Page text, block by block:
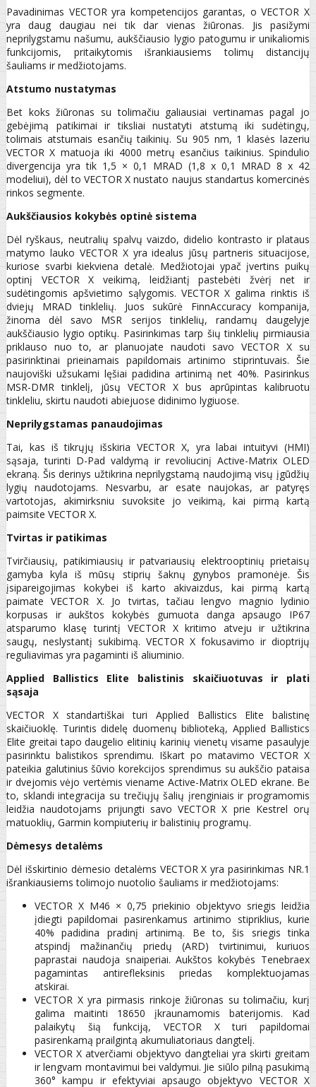
Pavadinimas VECTOR yra kompetencijos garantas, o VECTOR X
yra daug daugiau nei tik dar vienas žiūronas. Jis pasižymi
neprilygstamu našumu, aukščiausio lygio patogumu ir unikaliomis
funkcijomis, pritaikytomis išrankiausiems tolimų distancijų
šauliams ir medžiotojams.
Atstumo nustatymas
Bet koks žiūronas su tolimačiu galiausiai vertinamas pagal jo
gebėjimą patikimai ir tiksliai nustatyti atstumą iki sudėtingų,
tolimais atstumais esančių taikinių. Su 905 nm, 1 klasės lazeriu
VECTOR X matuoja iki 4000 metrų esančius taikinius. Spindulio
divergencija yra tik 1,5 × 0,1 MRAD (1,8 x 0,1 MRAD 8 x 42
modeliui), dėl to VECTOR X nustato naujus standartus komercinės
rinkos segmente.
Aukščiausios kokybės optinė sistema
Dėl ryškaus, neutralių spalvų vaizdo, didelio kontrasto ir plataus
matymo lauko VECTOR X yra idealus jūsų partneris situacijose,
kuriose svarbi kiekviena detalė. Medžiotojai ypač įvertins puikų
optinį VECTOR X veikimą, leidžiantį pastebėti žvėrį net ir
sudėtingomis apšvietimo sąlygomis. VECTOR X galima rinktis iš
dviejų MRAD tinklelių. Juos sukūrė FinnAccuracy kompanija,
žinoma dėl savo MSR serijos tinklelių, randamų daugelyje
aukščiausio lygio optikų. Pasirinkimas tarp šių tinklelių pirmiausia
priklauso nuo to, ar planuojate naudoti savo VECTOR X su
pasirinktinai prieinamais papildomais artinimo stiprintuvais. Šie
naujoviški užsukami lęšiai padidina artinimą net 40%. Pasirinkus
MSR-DMR tinklelį, jūsų VECTOR X bus aprūpintas kalibruotu
tinkleliu, skirtu naudoti abiejuose didinimo lygiuose.
Neprilygstamas panaudojimas
Tai, kas iš tikrųjų išskiria VECTOR X, yra labai intuityvi (HMI)
sąsaja, turinti D-Pad valdymą ir revoliucinį Active-Matrix OLED
ekraną. Šis derinys užtikrina neprilygstamą naudojimą visų įgūdžių
lygių naudotojams. Nesvarbu, ar esate naujokas, ar patyręs
vartotojas, akimirksniu suvoksite jo veikimą, kai pirmą kartą
paimsite VECTOR X.
Tvirtas ir patikimas
Tvirčiausių, patikimiausių ir patvariausių elektrooptinių prietaisų
gamyba kyla iš mūsų stiprių šaknų gynybos pramonėje. Šis
įsipareigojimas kokybei iš karto akivaizdus, kai pirmą kartą
paimate VECTOR X. Jo tvirtas, tačiau lengvo magnio lydinio
korpusas ir aukštos kokybės gumuota danga apsaugo IP67
atsparumo klasę turintį VECTOR X kritimo atveju ir užtikrina
saugų, neslystantį sukibimą. VECTOR X fokusavimo ir dioptrijų
reguliavimas yra pagaminti iš aliuminio.
Applied Ballistics Elite balistinis skaičiuotuvas ir plati
sąsaja
VECTOR X standartiškai turi Applied Ballistics Elite balistinę
skaičiuoklę. Turintis didelę duomenų biblioteką, Applied Ballistics
Elite greitai tapo daugelio elitinių karinių vienetų visame pasaulyje
pasirinktu balistikos sprendimu. Iškart po matavimo VECTOR X
pateikia galutinius šūvio korekcijos sprendimus su aukščio pataisa
ir dvejomis vėjo vertėmis viename Active-Matrix OLED ekrane. Be
to, sklandi integracija su trečiųjų šalių įrenginiais ir programomis
leidžia naudotojams prijungti savo VECTOR X prie Kestrel orų
matuoklių, Garmin kompiuterių ir balistinių programų.
Dėmesys detalėms
Dėl išskirtinio dėmesio detalėms VECTOR X yra pasirinkimas NR.1
išrankiausiems tolimojo nuotolio šauliams ir medžiotojams:
VECTOR X M46 × 0,75 priekinio objektyvo sriegis leidžia
įdiegti papildomai pasirenkamus artinimo stipriklius, kurie
40% padidina pradinį artinimą. Be to, šis sriegis tinka
atspindį mažinančių priedų (ARD) tvirtinimui, kuriuos
paprastai naudoja snaiperiai. Aukštos kokybės Tenebraex
pagamintas antirefleksinis priedas komplektuojamas
atskirai.
VECTOR X yra pirmasis rinkoje žiūronas su tolimačiu, kurį
galima maitinti 18650 įkraunamomis baterijomis. Kad
palaikytų šią funkciją, VECTOR X turi papildomai
pasirenkamą prailgintą akumuliatoriaus dangtelį.
VECTOR X atverčiami objektyvo dangteliai yra skirti greitam
ir lengvam montavimui bei valdymui. Jie siūlo pilną pasukimą
360° kampu ir efektyviai apsaugo objektyvo VECTOR X